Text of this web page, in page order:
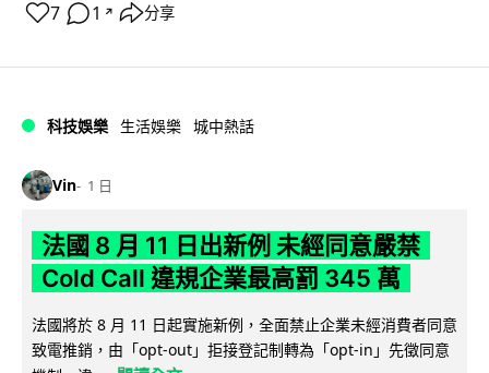
7 1 ↗ 分享
科技娛樂 生活娛樂 城中熱話
Vin 1 日
法國 8 月 11 日出新例 未經同意嚴禁
Cold Call 違規企業最高罰 345 萬
法國將於 8 月 11 日起實施新例，全面禁止企業未經消費者同意
致電推銷，由「opt-out」拒接登記制轉為「opt-in」先徵同意